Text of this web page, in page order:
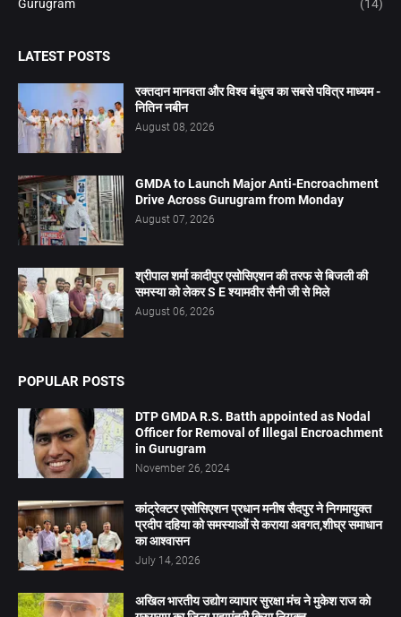
Gurugram (14)
LATEST POSTS
रक्तदान मानवता और विश्व बंधुत्व का सबसे पवित्र माध्यम -
नितिन नबीन
August 08, 2026
GMDA to Launch Major Anti-Encroachment
Drive Across Gurugram from Monday
August 07, 2026
श्रीपाल शर्मा कादीपुर एसोसिएशन की तरफ से बिजली की
समस्या को लेकर S E श्यामवीर सैनी जी से मिले
August 06, 2026
POPULAR POSTS
DTP GMDA R.S. Batth appointed as Nodal
Officer for Removal of Illegal Encroachment
in Gurugram
November 26, 2024
कांट्रेक्टर एसोसिएशन प्रधान मनीष सैदपुर ने निगमायुक्त
प्रदीप दहिया को समस्याओं से कराया अवगत,शीघ्र समाधान
का आश्वासन
July 14, 2026
अखिल भारतीय उद्योग व्यापार सुरक्षा मंच ने मुकेश राज को